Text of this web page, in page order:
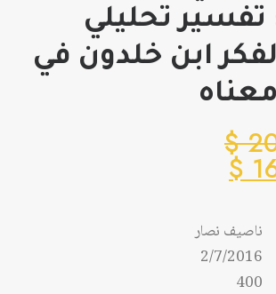
تحليلي
ابن خلدون في
$نطاق
خلال
$
السعر:
من
خلال
ناصيف نصار
2/7/2016
400